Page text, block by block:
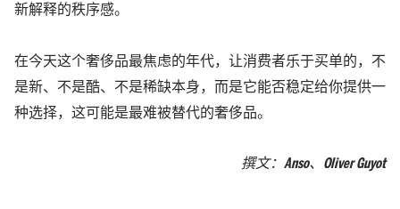
新解释的秩序感。
在今天这个奢侈品最焦虑的年代，让消费者乐于买单的，不
是新、不是酷、不是稀缺本身，而是它能否稳定给你提供一
种选择，这可能是最难被替代的奢侈品。
撰文： Anso、 Oliver Guyot